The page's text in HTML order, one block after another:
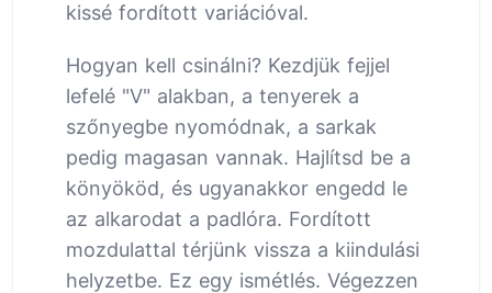
kissé fordított variációval.
Hogyan kell csinálni? Kezdjük fejjel
lefelé "V" alakban, a tenyerek a
szőnyegbe nyomódnak, a sarkak
pedig magasan vannak. Hajlítsd be a
könyököd, és ugyanakkor engedd le
az alkarodat a padlóra. Fordított
mozdulattal térjünk vissza a kiindulási
helyzetbe. Ez egy ismétlés. Végezzen